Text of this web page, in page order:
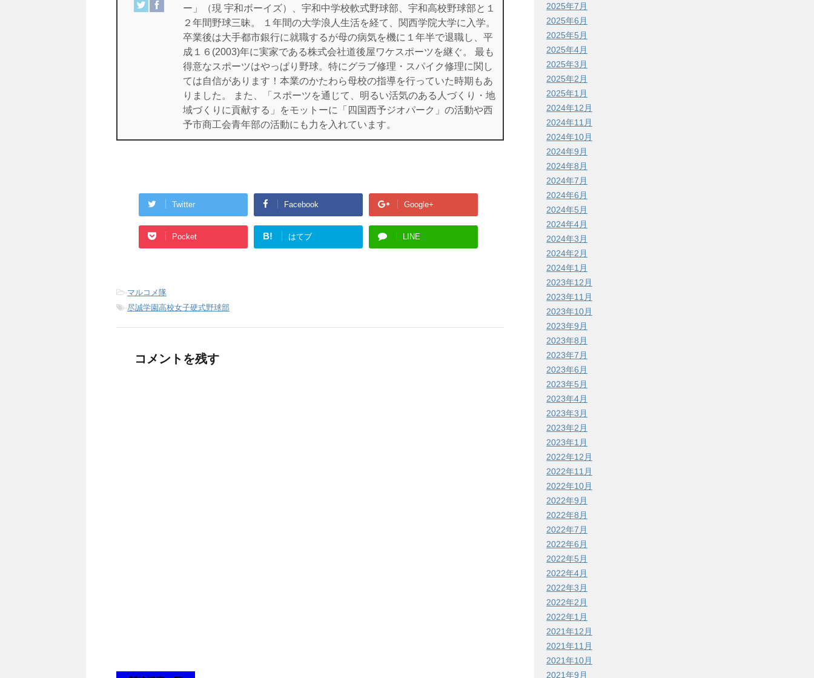
ー」（現 宇和ボーイズ）、宇和中学校軟式野球部、宇和高校野球部と１
２年間野球三昧。 １年間の大学浪人生活を経て、関西学院大学に入学。
卒業後は大手都市銀行に就職するが母の病気を機に１年半で退職し、平
成１６(2003)年に実家である株式会社道後屋ワケスポーツを継ぐ。 最も
得意なスポーツはやっぱり野球。特にグラブ修理・スパイク修理に関し
ては自信があります！本業のかたわら母校の指導を行っていた時期もあ
りました。 また、「スポーツを通じて、明るい活気のある人づくり・地
域づくりに貢献する」をモットーに「四国西予ジオパーク」の活動や西
予市商工会青年部の活動にも力を入れています。
Twitter Facebook Google+
Pocket B! はてブ LINE
-マルコメ隊
-尽誠学園高校女子硬式野球部
コメントを残す
2025年7月
2025年6月
2025年5月
2025年4月
2025年3月
2025年2月
2025年1月
2024年12月
2024年11月
2024年10月
2024年9月
2024年8月
2024年7月
2024年6月
2024年5月
2024年4月
2024年3月
2024年2月
2024年1月
2023年12月
2023年11月
2023年10月
2023年9月
2023年8月
2023年7月
2023年6月
2023年5月
2023年4月
2023年3月
2023年2月
2023年1月
2022年12月
2022年11月
2022年10月
2022年9月
2022年8月
2022年7月
2022年6月
2022年5月
2022年4月
2022年3月
2022年2月
2022年1月
2021年12月
2021年11月
2021年10月
2021年9月